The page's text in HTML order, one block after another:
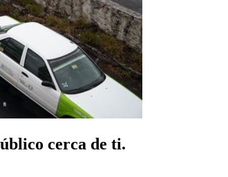
cerca de ti.